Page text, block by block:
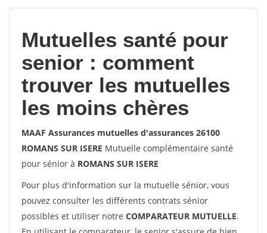
Mutuelles santé pour
senior : comment
trouver les mutuelles
les moins chères
MAAF Assurances mutuelles d'assurances 26100
ROMANS SUR ISERE Mutuelle complémentaire santé
pour sénior à ROMANS SUR ISERE
Pour plus d'information sur la mutuelle sénior, vous
pouvez consulter les différents contrats sénior
possibles et utiliser notre COMPARATEUR MUTUELLE.